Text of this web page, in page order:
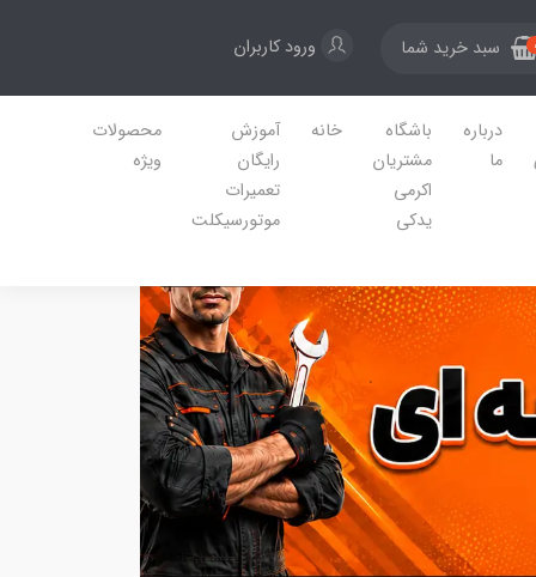
سبد خرید شما ورود کاربران
درباره
ما
باشگاه
مشتریان
اکرمی
یدکی
خانه
آموزش
رایگان
تعمیرات
موتورسیکلت
محصولات
ویژه